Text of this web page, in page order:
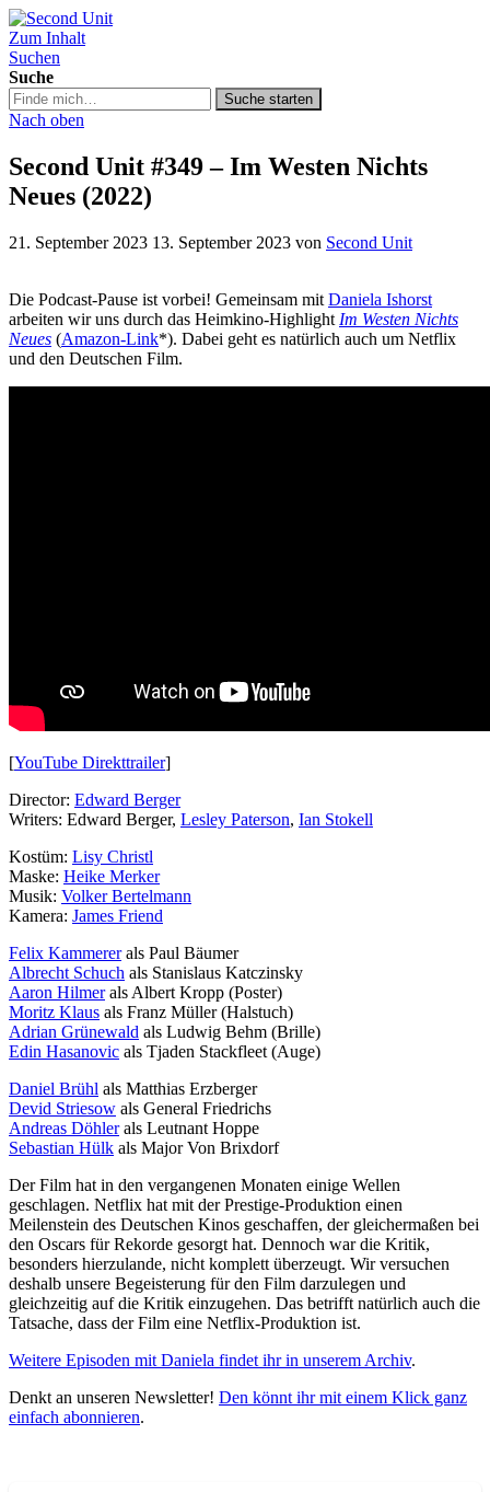
Second Unit
Zum Inhalt
Suchen
Suche
Suche
in
podcast.de/
Suche starten
Nach oben
Second Unit #349 – Im Westen Nichts
Neues (2022)
21. September 2023 13. September 2023 von Second Unit
Die Podcast-Pause ist vorbei! Gemeinsam mit Daniela Ishorst
arbeiten wir uns durch das Heimkino-Highlight Im Westen Nichts
Neues (Amazon-Link*). Dabei geht es natürlich auch um Netflix
und den Deutschen Film.
[YouTube Direkttrailer]
Director: Edward Berger
Writers: Edward Berger, Lesley Paterson, Ian Stokell
Kostüm: Lisy Christl
Maske: Heike Merker
Musik: Volker Bertelmann
Kamera: James Friend
Felix Kammererals Paul Bäumer
Albrecht Schuch als Stanislaus Katczinsky
Aaron Hilmerals Albert Kropp (Poster)
Moritz Klaus als Franz Müller (Halstuch)
Adrian Grünewald als Ludwig Behm (Brille)
Edin Hasanovic als Tjaden Stackfleet (Auge)
Daniel Brühl als Matthias Erzberger
Devid Striesow als General Friedrichs
Andreas Döhlerals Leutnant Hoppe
Sebastian Hülk als Major Von Brixdorf
Der Film hat in den vergangenen Monaten einige Wellen
geschlagen. Netflix hat mit der Prestige-Produktion einen
Meilenstein des Deutschen Kinos geschaffen, der gleichermaßen bei
den Oscars für Rekorde gesorgt hat. Dennoch war die Kritik,
besonders hierzulande, nicht komplett überzeugt. Wir versuchen
deshalb unsere Begeisterung für den Film darzulegen und
gleichzeitig auf die Kritik einzugehen. Das betrifft natürlich auch die
Tatsache, dass der Film eine Netflix-Produktion ist.
Weitere Episoden mit Daniela findet ihr in unserem Archiv.
Denkt an unseren Newsletter! Den könnt ihr mit einem Klick ganz
einfach abonnieren.